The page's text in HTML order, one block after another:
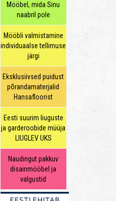
Mööbel, mida Sinu
naabril pole
Mööbli valmistamine
individuaalse tellimuse
järgi
Eksklusiivsed puidust
põrandamaterjalid
Hansafloorist
Eesti suurim liuguste
ja garderoobide müüja
LIUGLEV UKS
Naudingut pakkuv
disainmööbel ja
valgustid